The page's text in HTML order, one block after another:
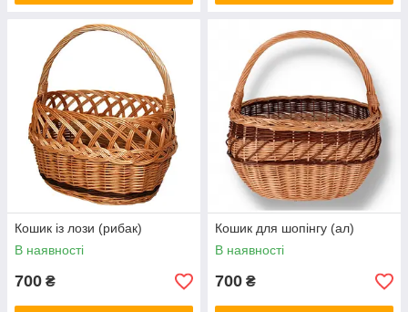
Кошик із лози (рибак)
В наявності
700 ₴
Кошик для шопінгу (ал)
В наявності
700 ₴